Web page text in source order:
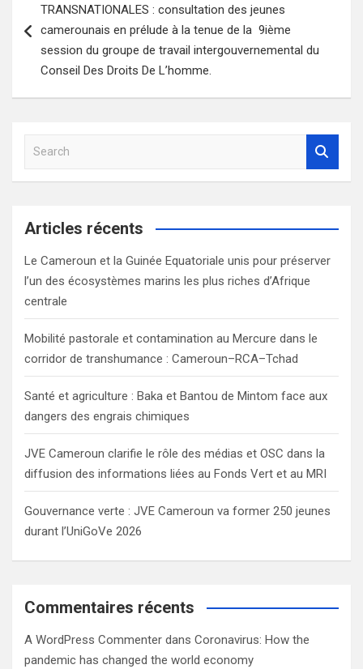
l’article
TRANSNATIONALES : consultation des jeunes
camerounais en prélude à la tenue de la 9ième
session du groupe de travail intergouvernemental du
Conseil Des Droits De L’homme.
a
c
Articles récents
Le Cameroun et la Guinée Equatoriale unis pour préserver
l’un des écosystèmes marins les plus riches d’Afrique
centrale
Mobilité pastorale et contamination au Mercure dans le
corridor de transhumance : Cameroun–RCA–Tchad
Santé et agriculture : Baka et Bantou de Mintom face aux
dangers des engrais chimiques
JVE Cameroun clarifie le rôle des médias et OSC dans la
diffusion des informations liées au Fonds Vert et au MRI
Gouvernance verte : JVE Cameroun va former 250 jeunes
durant l’UniGoVe 2026
Commentaires récents
A WordPress Commenter dans Coronavirus: How the
pandemic has changed the world economy